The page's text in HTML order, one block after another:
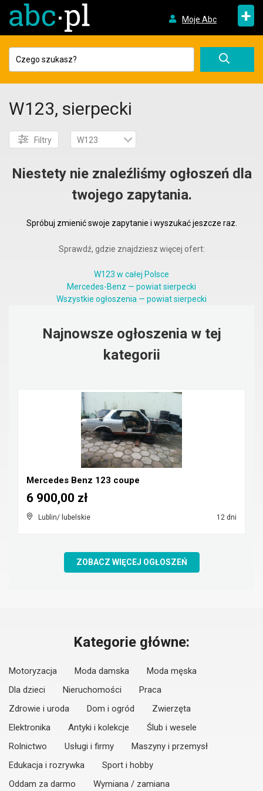
Moje Abc +
W123, sierpecki
Filtry W123
Niestety nie znaleźliśmy ogłoszeń dla
twojego zapytania.
Spróbuj zmienić swoje zapytanie i wyszukać jeszcze raz.
Sprawdź, gdzie znajdziesz więcej ofert:
W123 w całej Polsce
Mercedes-Benz — powiat sierpecki
Wszystkie ogłoszenia — powiat sierpecki
Najnowsze ogłoszenia w tej
kategorii
Mercedes Benz 123 coupe
Lublin/ lubelskie 12 dni
6 900,00 zł
ZOBACZ WIĘCEJ OGŁOSZEŃ
Kategorie główne:
Motoryzacja Moda damska
Moda męska
Dla dzieci
Nieruchomości
Praca
Zdrowie i uroda
Dom i ogród
Zwierzęta
Elektronika
Antyki i kolekcje
Ślub i wesele
Rolnictwo
Usługi i firmy
Maszyny i przemysł
Edukacja i rozrywka
Sport i hobby
Oddam za darmo
Wymiana / zamiana